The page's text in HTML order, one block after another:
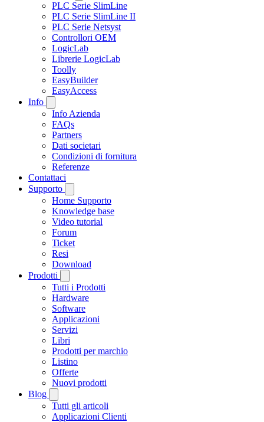
PLC Serie SlimLine
PLC Serie SlimLine II
PLC Serie Netsyst
Controllori OEM
LogicLab
Librerie LogicLab
Toolly
EasyBuilder
EasyAccess
Info
Info Azienda
FAQs
Partners
Dati societari
Condizioni di fornitura
Referenze
Contattaci
Supporto
Home Supporto
Knowledge base
Video tutorial
Forum
Ticket
Resi
Download
Prodotti
Tutti i Prodotti
Hardware
Software
Applicazioni
Servizi
Libri
Prodotti per marchio
Listino
Offerte
Nuovi prodotti
Blog
Tutti gli articoli
Applicazioni Clienti